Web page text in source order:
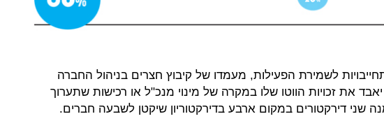
לשמירת הפעילות, מעמדו של קיבוץ חצרים בניהול החברה
את זכויות הווטו שלו במקרה של מינוי מנכ"ל או רכישות שתערוך
שני דירקטורים במקום ארבע בדירקטוריון שיקטן לשבעה חברים.